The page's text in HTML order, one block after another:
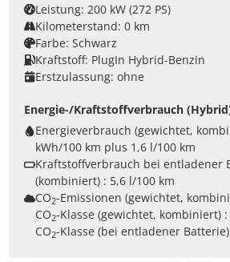
Leistung: 200 kW (272 PS)
Kilometerstand: 0 km
Farbe: Schwarz
Kraftstoff: PlugIn Hybrid-Benzin
Erstzulassung: ohne
Energie-/Kraftstoffverbrauch
kWh/100 km plus 1,6 l/100 km
Kraftstoffverbrauch bei entladener
(kombiniert) :
5,6 l/100 km
CO2-Emissionen (gewichtet,
CO2 -Klasse (gewichtet, kombiniert) :
CO2